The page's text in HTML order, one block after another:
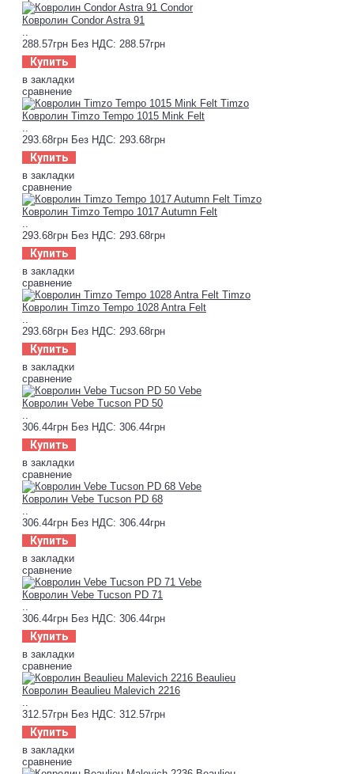
Ковролин Condor Astra 91
288.57грн Без НДС: 288.57грн
Купить
в закладки
сравнение
Ковролин Timzo Tempo 1015 Mink Felt
293.68грн Без НДС: 293.68грн
Купить
в закладки
сравнение
Ковролин Timzo Tempo 1017 Autumn Felt
293.68грн Без НДС: 293.68грн
Купить
в закладки
сравнение
Ковролин Timzo Tempo 1028 Antra Felt
293.68грн Без НДС: 293.68грн
Купить
в закладки
сравнение
Ковролин Vebe Tucson PD 50
306.44грн Без НДС: 306.44грн
Купить
в закладки
сравнение
Ковролин Vebe Tucson PD 68
306.44грн Без НДС: 306.44грн
Купить
в закладки
сравнение
Ковролин Vebe Tucson PD 71
306.44грн Без НДС: 306.44грн
Купить
в закладки
сравнение
Ковролин Beaulieu Malevich 2216
312.57грн Без НДС: 312.57грн
Купить
в закладки
сравнение